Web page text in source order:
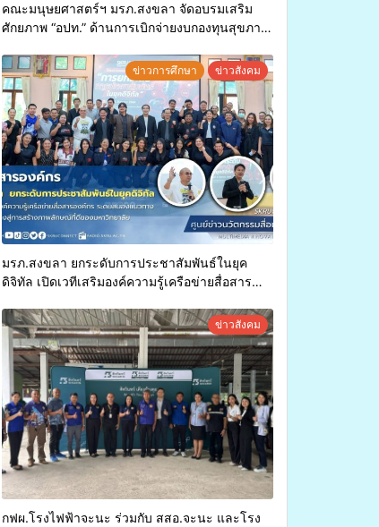
คณะมนุษยศาสตร์ฯ มรภ.สงขลา จัดอบรมเสริม
ศักยภาพ “อปท.” ด้านการเบิกจ่ายงบกองทุนสุขภาพ
ทุพพลภาพเพื่อเข้ารับบริการสาธารณสุข ลดความ
เหลื่อมล้ำ ยกระดับคุณภาพชีวิตประชาชนอย่าง
ยั่งยืน
ข่าวการศึกษา ข่าวสังคม
มรภ.สงขลา ยกระดับการประชาสัมพันธ์ในยุค
ดิจิทัล เปิดเวทีเสริมองค์ความรู้เครือข่ายสื่อสาร
การสร้างภาพลักษณ์ที่ดีของมหาวิทยาลัยข่าวสังคม
กฟผ.โรงไฟฟ้าจะนะ ร่วมกับ สสอ.จะนะ และโรง